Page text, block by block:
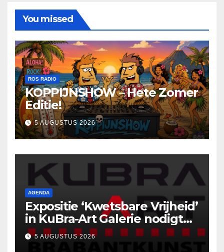
You missed
ROS RADIO
KOPPIJNSHOW – Hete Zomer
Editie!
5 AUGUSTUS 2026
AGENDA
Expositie ‘Kwetsbare Vrijheid’
in KuBra-Art Galerie nodigt
uit tot ontmoeting en
reflectie
5 AUGUSTUS 2026